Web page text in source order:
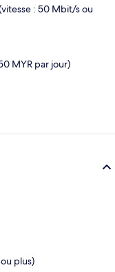
: 50 Mbit/s ou
MYR par jour)
plus)